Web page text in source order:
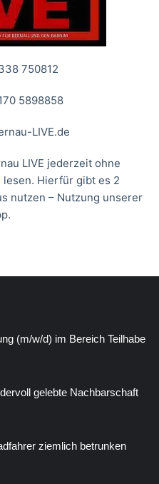
750812
5898858
LIVE.de
LIVE jederzeit ohne
Hierfür gibt es 2
nutzen – Nutzung unserer
(m/w/d) im Bereich Teilhabe
gelebte Nachbarschaft
ziemlich betrunken